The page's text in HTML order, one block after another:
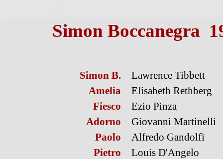
Simon Boccanegra
Simon B.
Lawrence Tibbett
Amelia
Elisabeth Rethberg
Fiesco
Ezio Pinza
Adorno
Giovanni Martinelli
Paolo
Alfredo Gandolfi
Pietro
Louis D'Angelo